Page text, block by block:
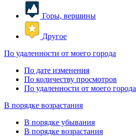
Горы, вершины
Другое
По удаленности от моего города
По дате изменения
По количеству просмотров
По удаленности от моего города
В порядке возрастания
В порядке убывания
В порядке возрастания